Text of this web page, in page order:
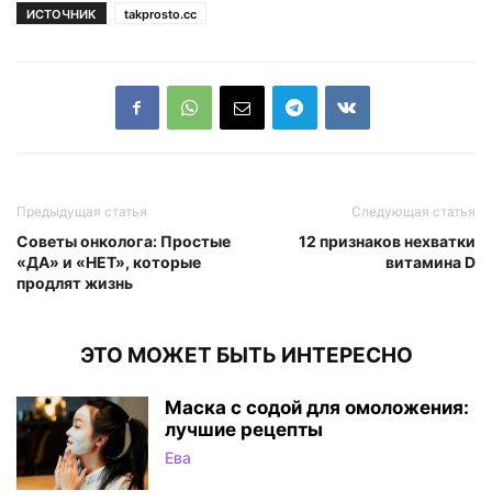
ИСТОЧНИК takprosto.cc
Предыдущая статья
Советы онколога: Простые
«ДА» и «НЕТ», которые
продлят жизнь
Следующая статья
12 признаков нехватки
витамина D
ЭТО МОЖЕТ БЫТЬ ИНТЕРЕСНО
Маска с содой для омоложения:
лучшие рецепты
Ева